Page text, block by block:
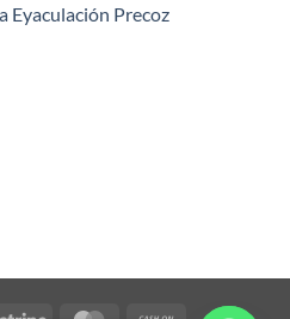
Eyaculación Precoz